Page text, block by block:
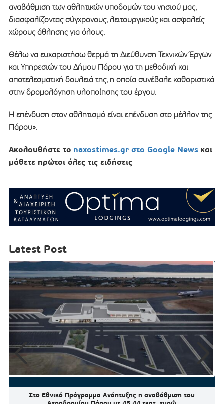
αναβάθμιση των αθλητικών υποδομών του νησιού μας,
διασφαλίζοντας σύγχρονους, λειτουργικούς και ασφαλείς
χώρους άθλησης για όλους.
Θέλω να ευχαριστήσω θερμά τη Διεύθυνση Τεχνικών Έργων
και Υπηρεσιών του Δήμου Πάρου για τη μεθοδική και
αποτελεσματική δουλειά της, η οποία συνέβαλε καθοριστικά
στην δρομολόγηση υλοποίησης του έργου.
Η επένδυση στον αθλητισμό είναι επένδυση στο μέλλον της
Πάρου».
Ακολουθήστε το naxostimes.gr στο Google News και
μάθετε πρώτοι όλες τις ειδήσεις
Latest Post
Στο Εθνικό Πρόγραμμα Ανάπτυξης η αναβάθμιση του